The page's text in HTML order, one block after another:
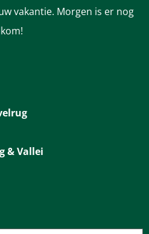
vakantie. Morgen is er nog
& Vallei